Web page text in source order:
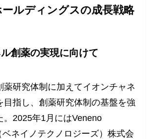
ルディングスの成長戦略
創薬の実現に向けて
薬研究体制に加えてイオンチャネ
目指し、創薬研究体制の基盤を強
。2025年1月にはVeneno
ベネイノテクノロジーズ）株式会